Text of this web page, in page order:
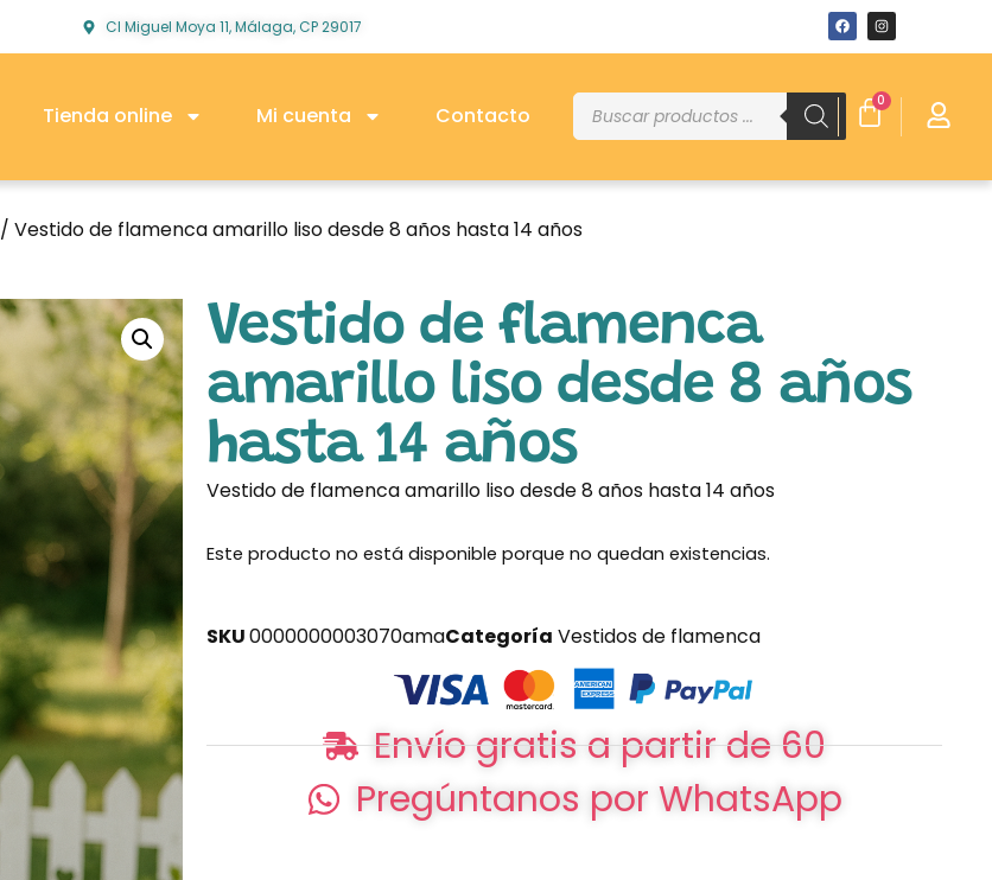
Cl Miguel Moya 11, Málaga, CP 29017
Tienda online Mi cuenta Contacto
0
/ Vestido de flamenca amarillo liso desde 8 años hasta 14 años
Vestido de flamenca
amarillo liso desde 8 años
hasta 14 años
Vestido de flamenca amarillo liso desde 8 años hasta 14 años
Este producto no está disponible porque no quedan existencias.
SKU0000000003070amaCategoría Vestidos de flamenca
Envío gratis a partir de 60
Pregúntanos por WhatsApp